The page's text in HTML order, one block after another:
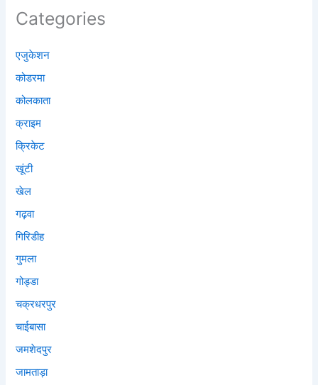
Categories
एजुकेशन
कोडरमा
कोलकाता
क्राइम
क्रिकेट
खूंटी
खेल
गढ़वा
गिरिडीह
गुमला
गोड्डा
चक्रधरपुर
चाईबासा
जमशेदपुर
जामताड़ा